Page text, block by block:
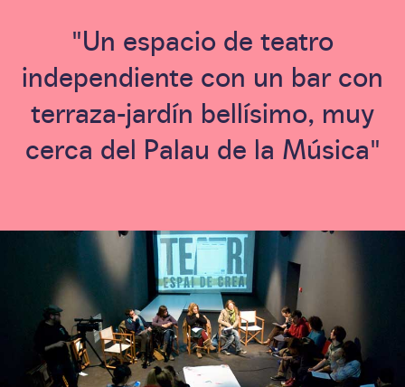
"Un espacio de teatro
independiente con un bar con
terraza-jardín bellísimo, muy
cerca del Palau de la Música"